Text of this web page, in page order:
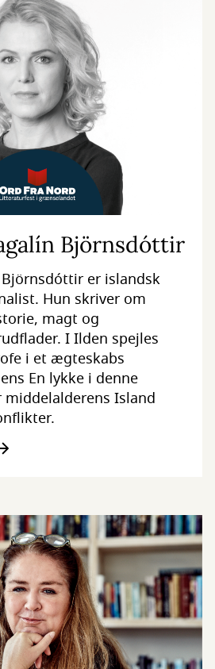
Björnsdóttir
er islandsk
Hun skriver om
magt og
I Ilden spejles
i et ægteskabs
En lykke i denne
Island